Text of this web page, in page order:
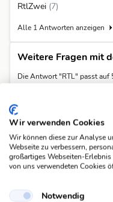
RtlZwei (7)
Alle 1 Antworten anzeigen
Weitere Fragen mit
Die Antwort "RTL" passt auf
Abk. Return Temperature
Abk. Riesentorlauf
dt. privater
privater TV-Sender (Abk.)
Wir verwenden Cookies
Wir können diese zur Analyse
Webseite zu verbessern,
großartiges Webseiten-
von uns verwendeten Cookies
Notwendig